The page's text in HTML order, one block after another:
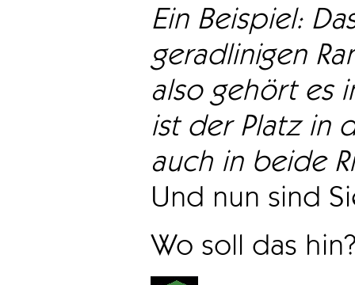
Ein Beispiel:
geradlinigen
also gehört es
ist der Platz in
auch in beide
Und nun sind
Wo soll das